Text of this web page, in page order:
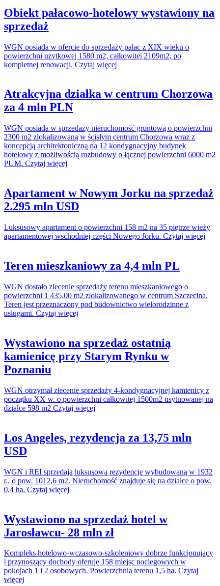
Obiekt pałacowo-hotelowy wystawiony na
sprzedaż
WGN posiada w ofercie do sprzedaży pałac z XIX wieku o
powierzchni użytkowej 1580 m2, całkowitej 2109m2, po
kompletnej renowacji. Czytaj więcej
Atrakcyjna działka w centrum Chorzowa
za 4 mln PLN
WGN posiada w sprzedaży nieruchomość gruntową o powierzchni
2300 m2 zlokalizowaną w ścisłym centrum Chorzowa wraz z
koncepcją architektoniczną na 12 kondygnacyjny budynek
hotelowy z możliwością rozbudowy o łącznej powierzchni 6000 m2
PUM. Czytaj więcej
Apartament w Nowym Jorku na sprzedaż
2.295 mln USD
Luksusowy apartament o powierzchni 158 m2 na 35 piętrze wieży
apartamentowej wschodniej części Nowego Jorku. Czytaj więcej
Teren mieszkaniowy za 4,4 mln PL
WGN dostało zlecenie sprzedaży terenu mieszkaniowego o
powierzchni 1 435,00 m2 zlokalizowanego w centrum Szczecina.
Teren jest przeznaczony pod budownictwo wielorodzinne z
usługami. Czytaj więcej
Wystawiono na sprzedaż ostatnią
kamienicę przy Starym Rynku w
Poznaniu
WGN otrzymał zlecenie sprzedaży 4-kondygnacyjnej kamienicy z
początku XX w. o powierzchni całkowitej 1500m2 usytuowanej na
działce 598 m2 Czytaj więcej
Los Angeles, rezydencja za 13,75 mln
USD
WGN i REI sprzedają luksusową rezydencję wybudowaną w 1932
r., o pow. 1012,6 m2. Nieruchomość znajduje się na działce o pow.
0,4 ha. Czytaj więcej
Wystawiono na sprzedaż hotel w
Jarosławcu- 28 mln zł
Kompleks hotelowo-wczasowo-szkoleniowy dobrze funkcjonujący
i przynoszący dochody oferuje 158 miejsc noclegowych w
pokojach 1 i 2 osobowych. Powierzchnia terenu 1,5 ha. Czytaj
więcej